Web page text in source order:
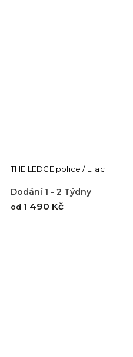
THE LEDGE police / Lilac
Dodání 1 - 2 Týdny
od 1 490 Kč